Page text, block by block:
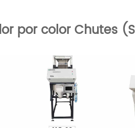
por color Chutes